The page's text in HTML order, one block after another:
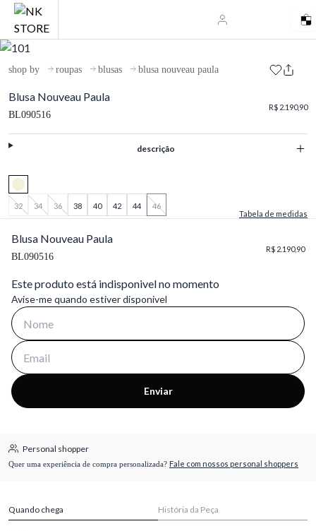
shop by roupas blusas blusa nouveau paula
Blusa Nouveau Paula
BL090516
R$ 2.190,90
descrição
32 34 36 38 40 42 44
46
Tabela de medidas
Blusa Nouveau Paula
BL090516
R$ 2.190,90
Este produto está indisponivel no momento
Avise-me quando estiver disponivel
Enviar
Personal shopper
Quer uma experiência de compra personalizada? Fale com nossos personal shoppers
Quando chega História da Peça